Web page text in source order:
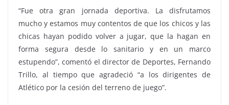
“Fue otra gran jornada deportiva. La disfrutamos
mucho y estamos muy contentos de que los chicos y las
chicas hayan podido volver a jugar, que la hagan en
forma segura desde lo sanitario y en un marco
estupendo”, comentó el director de Deportes, Fernando
Trillo, al tiempo que agradeció “a los dirigentes de
Atlético por la cesión del terreno de juego”.